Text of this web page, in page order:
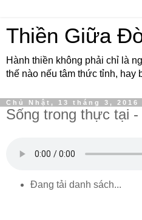
Thiền Giữa
Hành thiền không phải chỉ là
thế nào nếu tâm thức tỉnh, hay
Chủ Nhật, 13 tháng 3, 2016
Sống trong thực tại
Đang tải danh sách...